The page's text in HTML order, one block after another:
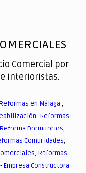
Comercial por
interioristas.
en Málaga ,
-Reformas
Reforma Dormitorios,
Comunidades,
, Reformas
-Empresa Constructora